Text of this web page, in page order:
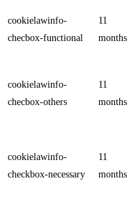
cookielawinfo-
checbox-functional
11
months
cookielawinfo-
checbox-others
11
months
cookielawinfo-
checkbox-necessary
11
months